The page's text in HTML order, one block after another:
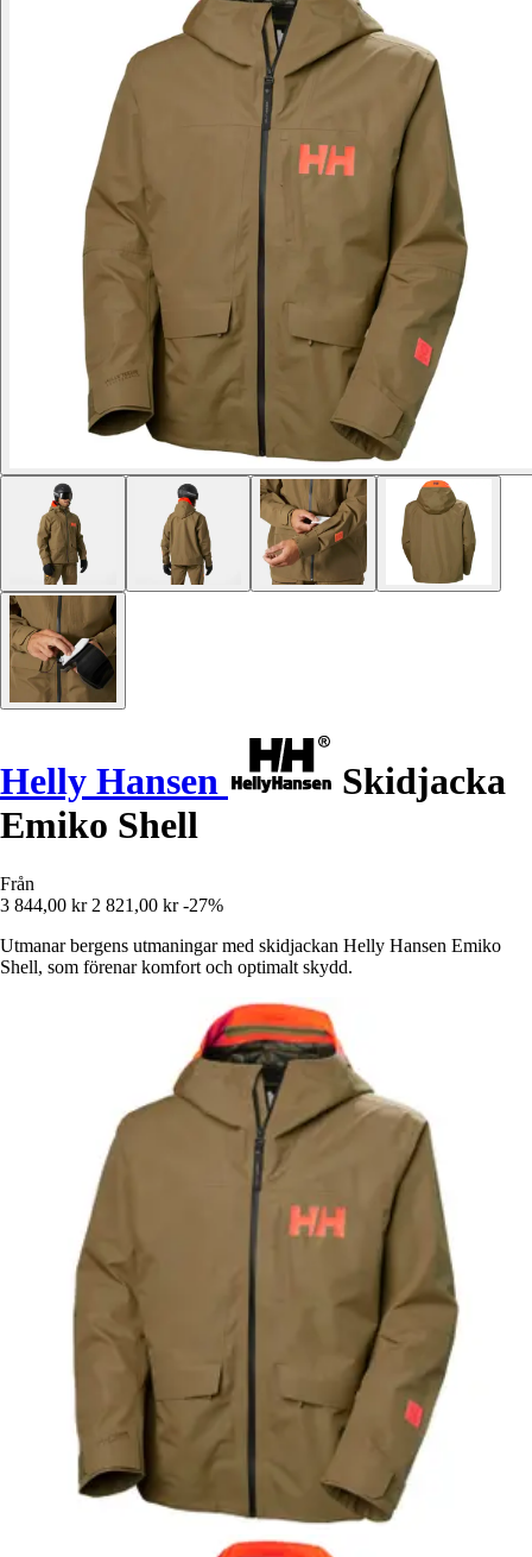
Helly Hansen
Skidjacka
Emiko Shell
Från
3 844,00 kr 2 821,00 kr -27%
Utmanar bergens utmaningar med skidjackan Helly Hansen Emiko
Shell, som förenar komfort och optimalt skydd.